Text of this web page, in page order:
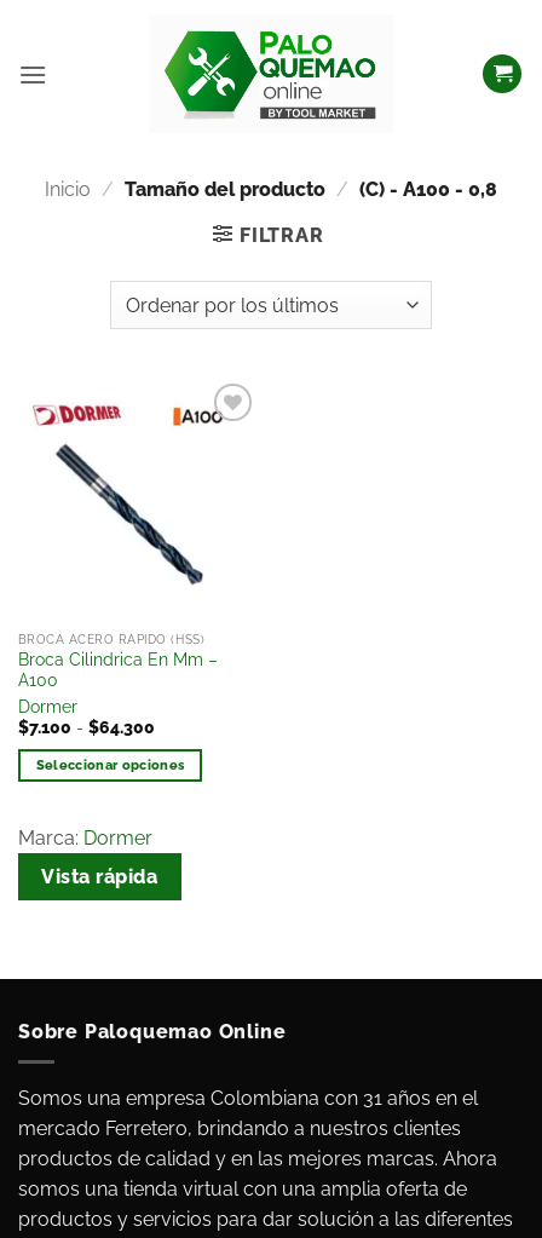
Inicio / Tamaño del producto / (C) - A100 - 0,8
FILTRAR
BROCA ACERO RAPIDO (HSS)
Broca Cilindrica En Mm –
A100
Dormer
$7.100 - $64.300
Seleccionar opciones
Marca: Dormer
Vista rápida
Sobre Paloquemao Online
Somos una empresa Colombiana con 31 años en el
mercado Ferretero, brindando a nuestros clientes
productos de calidad y en las mejores marcas. Ahora
somos una tienda virtual con una amplia oferta de
productos y servicios para dar solución a las diferentes